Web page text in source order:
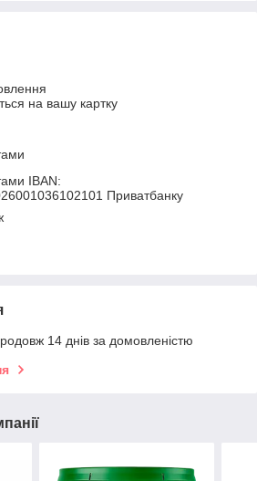
на вашу картку
IBAN:
Приватбанку
14 днів за домовленістю